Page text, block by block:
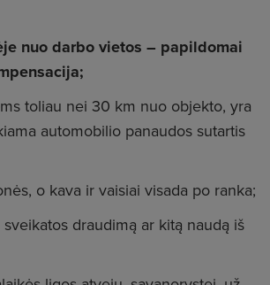
nuo darbo vietos – papildomai
toliau nei 30 km nuo objekto, yra
automobilio panaudos sutartis
o kava ir vaisiai visada po ranka;
draudimą ar kitą naudą iš